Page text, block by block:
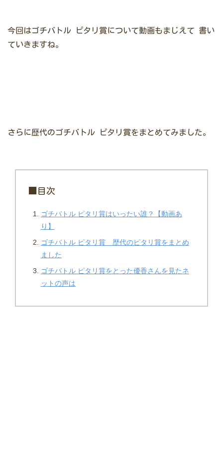
今回はゴチバトル ピタリ賞について動画もまじえて 書い
ていきますね。
さらに歴代のゴチバトル ピタリ賞をまとめてみました。
■目次
ゴチバトル ピタリ賞はいったい誰？【動画あ
り】
ゴチバトル ピタリ賞 歴代のピタリ賞をまとめ
ました
ゴチバトル ピタリ賞をとった優香さんを見たネ
ットの声は